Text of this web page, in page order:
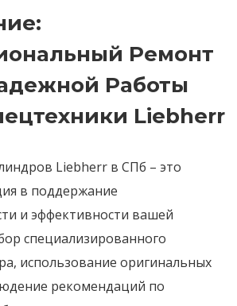
Ремонт
Работы
Liebherr
Liebherr в СПб – это
в поддержание
и эффективности вашей
специализированного
использование оригинальных
рекомендаций по